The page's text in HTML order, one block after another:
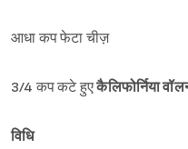
आधा कप फेटा चीज़
3/4 कप कटे हुएकैलिफोर्निया
विधि